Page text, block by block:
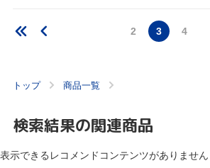
2 3 4
トップ 商品一覧
検索結果の関連商品
表示できるレコメンドコンテンツがありません